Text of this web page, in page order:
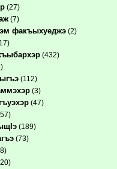
(27)
(7)
факъыхуеджэ (2)
(432)
(112)
(3)
(47)
(189)
(73)